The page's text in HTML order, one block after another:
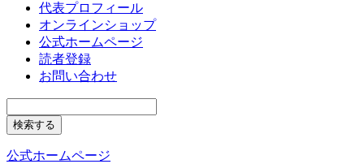
代表プロフィール
オンラインショップ
公式ホームページ
読者登録
お問い合わせ
公式ホームページ